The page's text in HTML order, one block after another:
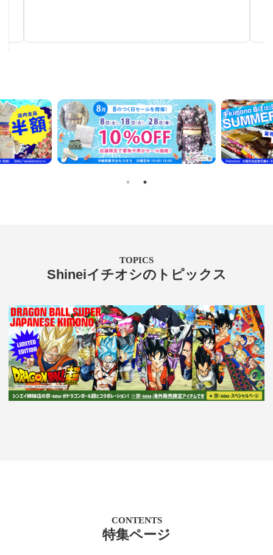
TOPICS
Shineiイチオシのトピックス
CONTENTS
特集ページ